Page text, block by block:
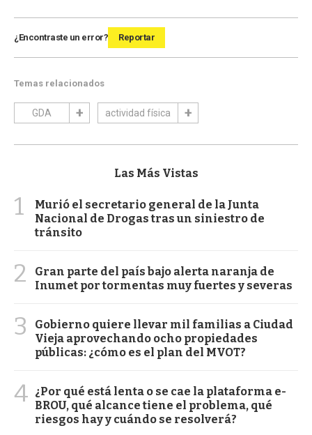
¿Encontraste un error? Reportar
Temas relacionados
GDA actividad física
Las Más Vistas
1
Murió el secretario general de la Junta
Nacional de Drogas tras un siniestro de
tránsito
2
Gran parte del país bajo alerta naranja de
Inumet por tormentas muy fuertes y severas
3
Gobierno quiere llevar mil familias a Ciudad
Vieja aprovechando ocho propiedades
públicas: ¿cómo es el plan del MVOT?
4 ¿Por qué está lenta o se cae la plataforma e-
BROU, qué alcance tiene el problema, qué
riesgos hay y cuándo se resolverá?